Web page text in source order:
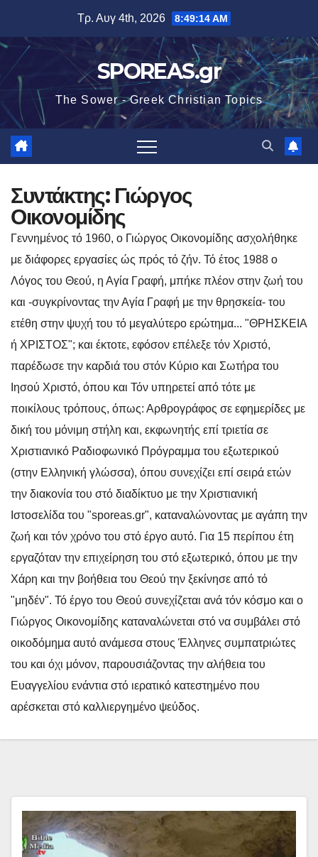
περιεχόμενο
Τρ. Αυγ 4th, 2026 8:49:16 AM
SPOREAS.gr
The Sower - Greek Christian Topics
Συντάκτης: Γιώργος
Οικονομίδης
Γεννημένος τό 1960, ο Γιώργος Οικονομίδης ασχολήθηκε
με διάφορες εργασίες ώς πρός τό ζήν. Τό έτος 1988 ο
Λόγος του Θεού, η Αγία Γραφή, μπήκε πλέον στην ζωή του
και -συγκρίνοντας την Αγία Γραφή με την θρησκεία- του
ετέθη στην ψυχή του τό μεγαλύτερο ερώτημα... "ΘΡΗΣΚΕΙΑ
ή ΧΡΙΣΤΟΣ"; και έκτοτε, εφόσον επέλεξε τόν Χριστό,
παρέδωσε την καρδιά του στόν Κύριο και Σωτήρα του
Ιησού Χριστό, όπου και Τόν υπηρετεί από τότε με
ποικίλους τρόπους, όπως: Αρθρογράφος σε εφημερίδες με
δική του μόνιμη στήλη και, εκφωνητής επί τριετία σε
Χριστιανικό Ραδιοφωνικό Πρόγραμμα του εξωτερικού
(στην Ελληνική γλώσσα), όπου συνεχίζει επί σειρά ετών
την διακονία του στό διαδίκτυο με την Χριστιανική
Ιστοσελίδα του "sporeas.gr", καταναλώνοντας με αγάπη την
ζωή και τόν χρόνο του στό έργο αυτό. Για 15 περίπου έτη
εργαζόταν την επιχείρηση του στό εξωτερικό, όπου με την
Χάρη και την βοήθεια του Θεού την ξεκίνησε από τό
"μηδέν". Τό έργο του Θεού συνεχίζεται ανά τόν κόσμο και ο
Γιώργος Οικονομίδης καταναλώνεται στό να συμβάλει στό
οικοδόμημα αυτό ανάμεσα στους Έλληνες συμπατριώτες
του και όχι μόνον, παρουσιάζοντας την αλήθεια του
Ευαγγελίου ενάντια στό ιερατικό κατεστημένο που
αρέσκεται στό καλλιεργημένο ψεύδος.